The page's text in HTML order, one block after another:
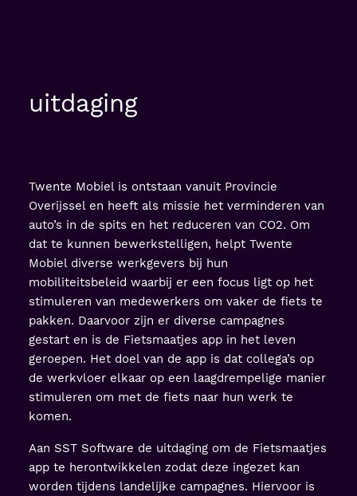
uitdaging
Twente Mobiel is ontstaan vanuit Provincie
Overijssel en heeft als missie het verminderen van
auto’s in de spits en het reduceren van CO2. Om
dat te kunnen bewerkstelligen, helpt Twente
Mobiel diverse werkgevers bij hun
mobiliteitsbeleid waarbij er een focus ligt op het
stimuleren van medewerkers om vaker de fiets te
pakken. Daarvoor zijn er diverse campagnes
gestart en is de Fietsmaatjes app in het leven
geroepen. Het doel van de app is dat collega’s op
de werkvloer elkaar op een laagdrempelige manier
stimuleren om met de fiets naar hun werk te
komen.
Aan SST Software de uitdaging om de Fietsmaatjes
app te herontwikkelen zodat deze ingezet kan
worden tijdens landelijke campagnes. Hiervoor is